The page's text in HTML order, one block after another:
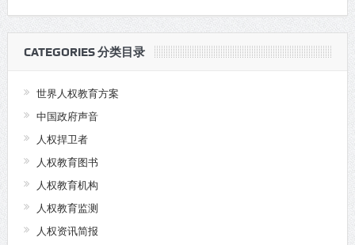
CATEGORIES 分类目录
世界人权教育方案
中国政府声音
人权捍卫者
人权教育图书
人权教育机构
人权教育监测
人权资讯简报